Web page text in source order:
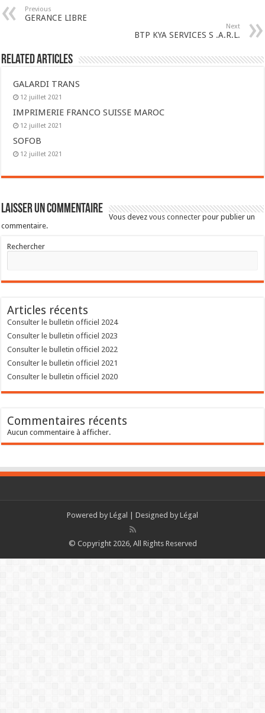
Previous
GERANCE LIBRE
Next
BTP KYA SERVICES S .A.R.L.
Related Articles
GALARDI TRANS
12 juillet 2021
IMPRIMERIE FRANCO SUISSE MAROC
12 juillet 2021
SOFOB
12 juillet 2021
Laisser un commentaire
Vous devezvous connecter pour publier un
commentaire.
Rechercher
Articles récents
Consulter le bulletin officiel 2024
Consulter le bulletin officiel 2023
Consulter le bulletin officiel 2022
Consulter le bulletin officiel 2021
Consulter le bulletin officiel 2020
Commentaires récents
Aucun commentaire à afficher.
Powered by Légal | Designed by Légal
© Copyright 2026, All Rights Reserved